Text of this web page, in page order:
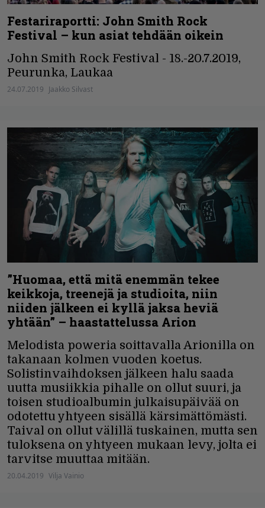
Festariraportti: John Smith Rock
Festival – kun asiat tehdään oikein
John Smith Rock Festival - 18.-20.7.2019,
Peurunka, Laukaa
24.07.2019 Jaakko Silvast
”Huomaa, että mitä enemmän tekee
keikkoja, treenejä ja studioita, niin
niiden jälkeen ei kyllä jaksa heviä
yhtään” – haastattelussa Arion
Melodista poweria soittavalla Arionilla on
takanaan kolmen vuoden koetus.
Solistinvaihdoksen jälkeen halu saada
uutta musiikkia pihalle on ollut suuri, ja
toisen studioalbumin julkaisupäivää on
odotettu yhtyeen sisällä kärsimättömästi.
Taival on ollut välillä tuskainen, mutta sen
tuloksena on yhtyeen mukaan levy, jolta ei
tarvitse muuttaa mitään.
20.04.2019 Vilja Vainio